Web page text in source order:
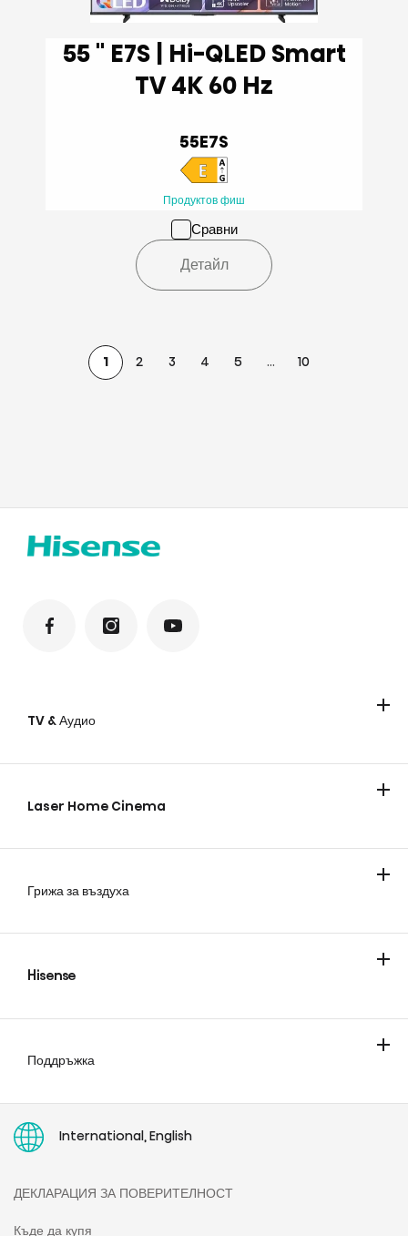
55 '' E7S | Hi-QLED Smart
TV 4K 60 Hz
55E7S
Продуктов фиш
Сравни
Детайл
1 2 3 4 5 ... 10
TV & Аудио
Laser Home Cinema
Грижа за въздуха
Hisense
Поддръжка
International, English
ДЕКЛАРАЦИЯ ЗА ПОВЕРИТЕЛНОСТ
Къде да купя